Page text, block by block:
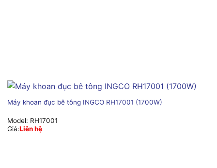
Máy khoan đục bê tông INGCO RH17001 (1700W)
Model: RH17001
Giá:Liên hệ